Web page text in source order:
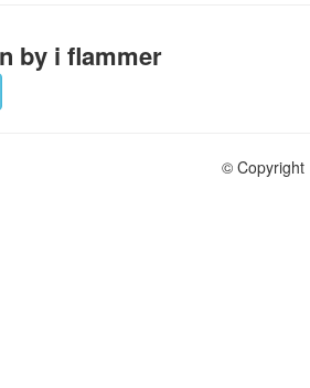
by i flammer
© Copyright